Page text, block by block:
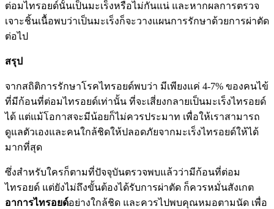
ต่อมไทรอยด์นั้นเป็นมะเร็งหรือไม่กันแน่ และหากผลการตรวจ
เจาะชิ้นเนื้อพบว่าเป็นมะเร็งก็จะวางแผนการรักษาด้วยการผ่าตัด
ต่อไป
สรุป
จากสถิติการรักษาโรคไทรอยด์พบว่า มีเพียงแค่ 4-7% ของคนไข้
ที่มีก้อนที่ต่อมไทรอยด์เท่านั้น ที่จะเสี่ยงกลายเป็นมะเร็งไทรอยด์
ได้ แต่แม้โอกาสจะมีน้อยก็ไม่ควรประมาท เพื่อให้เราสามารถ
ดูแลตัวเองและคนใกล้ชิดให้ปลอดภัยจากมะเร็งไทรอยด์ให้ได้
มากที่สุด
ซึ่งสำหรับใครก็ตามที่ปัจจุบันตรวจพบแล้วว่ามีก้อนที่ต่อม
ไทรอยด์ แต่ยังไม่ถึงขั้นต้องได้รับการผ่าตัด ก็ควรหมั่นสังเกต
อาการไทรอยด์อย่างใกล้ชิด และควรไปพบคุณหมอตามนัด เพื่อ